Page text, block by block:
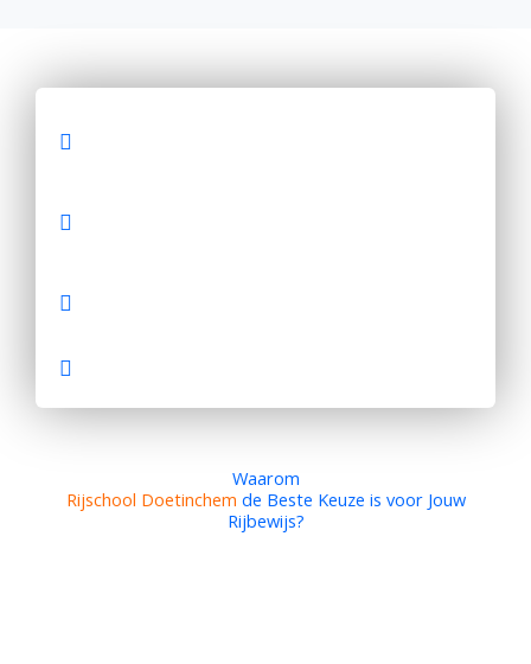
Waarom
Rijschool Doetinchem de Beste Keuze is voor Jouw
Rijbewijs?